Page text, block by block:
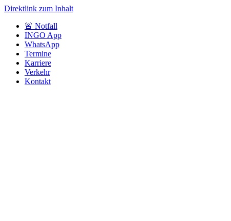
Direktlink zum Inhalt
🚨 Notfall
INGO App
WhatsApp
Termine
Karriere
Verkehr
Kontakt